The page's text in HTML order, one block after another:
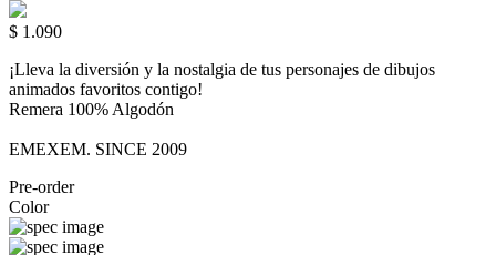
$ 1.090
¡Lleva la diversión y la nostalgia de tus personajes de dibujos
animados favoritos contigo!
Remera 100% Algodón
EMEXEM. SINCE 2009
Pre-order
Color